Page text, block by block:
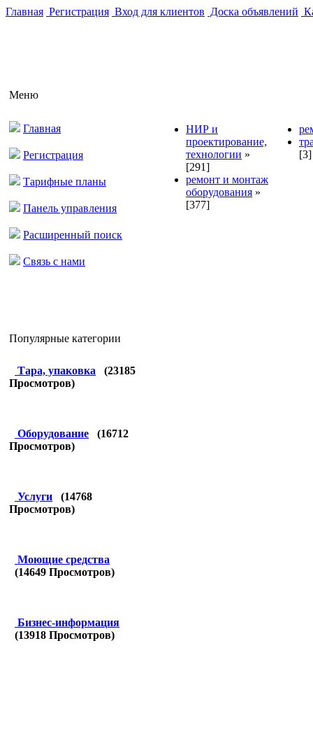
Главная Регистрация Вход для клиентов Доска объявлений
Меню
Главная
Регистрация
Тарифные планы
Панель управления
Расширенный поиск
Связь с нами
Популярные категории
Тара, упаковка (23185
Просмотров)
Оборудование (16712
Просмотров)
Услуги (14768
Просмотров)
Моющие средства
(14649 Просмотров)
Бизнес-информация
(13918 Просмотров)
НИР и
проектирование,
технологии »
[291]
ремонт и монтаж
оборудования »
[377]
[3]